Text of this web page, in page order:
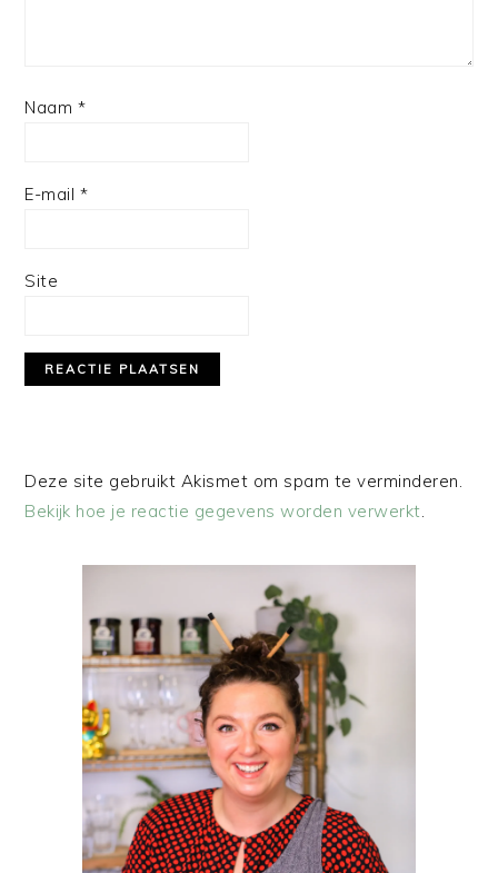
Naam *
E-mail *
Site
Deze site gebruikt Akismet om spam te verminderen.
Bekijk hoe je reactie gegevens worden verwerkt.